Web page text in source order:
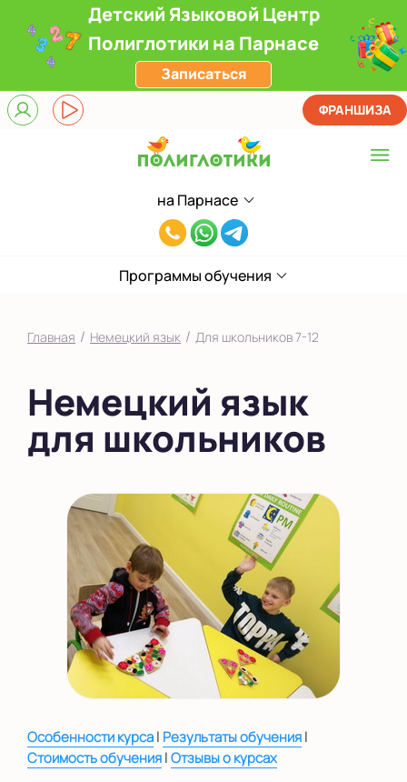
Детский Языковой Центр
Полиглотики на Парнасе
Записаться
на Парнасе
Выберите центр
ЖК Лондон Парк
Приморский
на Парнасе
в Новом Оккервиле
Показать на карте
Выбрать другой город
8(812)660-
05
ФРАНШИЗА
Программы обучения
Главная / Немецкий язык / Для школьников 7-12
Немецкий язык
для школьников
Особенности курса| Результаты обучения|
Стоимость обучения|Отзывы о курсах